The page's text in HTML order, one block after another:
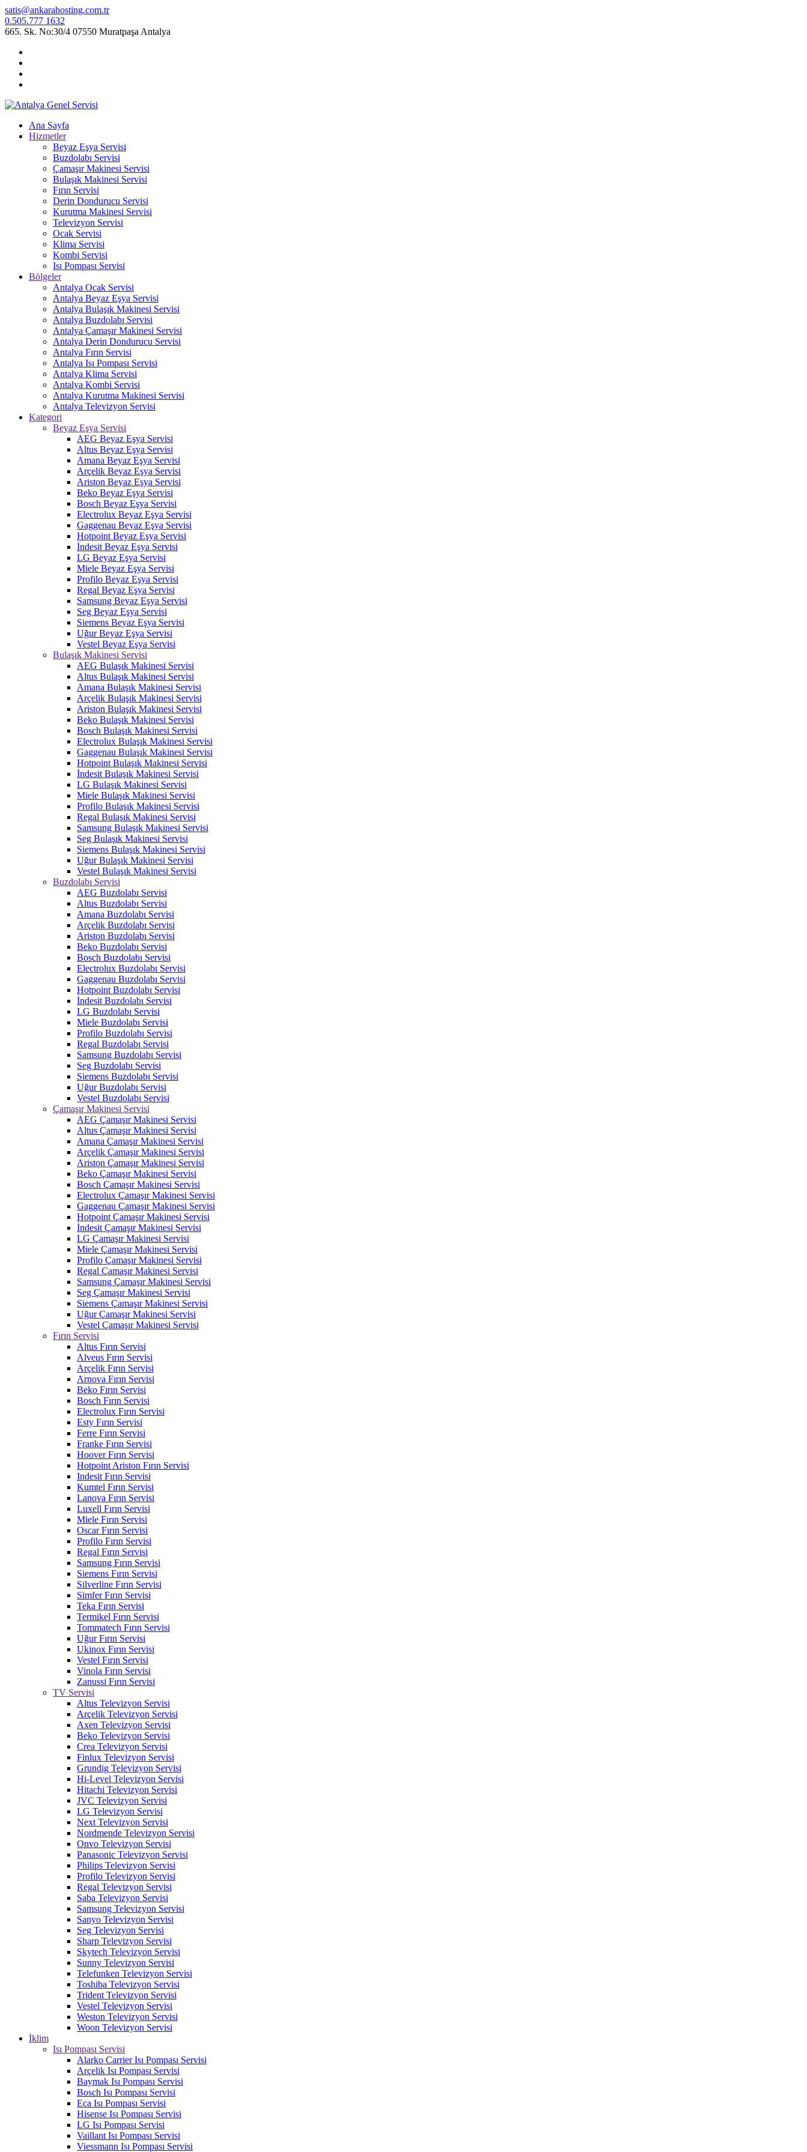
satis@ankarahosting.com.tr
0.505.777 1632
665. Sk. No:30/4 07550 Muratpaşa Antalya
Ana Sayfa
Hizmetler
Beyaz Eşya Servisi
Buzdolabı Servisi
Çamaşır Makinesi Servisi
Bulaşık Makinesi Servisi
Fırın Servisi
Derin Dondurucu Servisi
Kurutma Makinesi Servisi
Televizyon Servisi
Ocak Servisi
Klima Servisi
Kombi Servisi
Isı Pompası Servisi
Bölgeler
Antalya Ocak Servisi
Antalya Beyaz Eşya Servisi
Antalya Bulaşık Makinesi Servisi
Antalya Buzdolabı Servisi
Antalya Çamaşır Makinesi Servisi
Antalya Derin Dondurucu Servisi
Antalya Fırın Servisi
Antalya Isı Pompası Servisi
Antalya Klima Servisi
Antalya Kombi Servisi
Antalya Kurutma Makinesi Servisi
Antalya Televizyon Servisi
Kategori
Beyaz Eşya Servisi
AEG Beyaz Eşya Servisi
Altus Beyaz Eşya Servisi
Amana Beyaz Eşya Servisi
Arçelik Beyaz Eşya Servisi
Ariston Beyaz Eşya Servisi
Beko Beyaz Eşya Servisi
Bosch Beyaz Eşya Servisi
Electrolux Beyaz Eşya Servisi
Gaggenau Beyaz Eşya Servisi
Hotpoint Beyaz Eşya Servisi
İndesit Beyaz Eşya Servisi
LG Beyaz Eşya Servisi
Miele Beyaz Eşya Servisi
Profilo Beyaz Eşya Servisi
Regal Beyaz Eşya Servisi
Samsung Beyaz Eşya Servisi
Seg Beyaz Eşya Servisi
Siemens Beyaz Eşya Servisi
Uğur Beyaz Eşya Servisi
Vestel Beyaz Eşya Servisi
Bulaşık Makinesi Servisi
AEG Bulaşık Makinesi Servisi
Altus Bulaşık Makinesi Servisi
Amana Bulaşık Makinesi Servisi
Arçelik Bulaşık Makinesi Servisi
Ariston Bulaşık Makinesi Servisi
Beko Bulaşık Makinesi Servisi
Bosch Bulaşık Makinesi Servisi
Electrolux Bulaşık Makinesi Servisi
Gaggenau Bulaşık Makinesi Servisi
Hotpoint Bulaşık Makinesi Servisi
İndesit Bulaşık Makinesi Servisi
LG Bulaşık Makinesi Servisi
Miele Bulaşık Makinesi Servisi
Profilo Bulaşık Makinesi Servisi
Regal Bulaşık Makinesi Servisi
Samsung Bulaşık Makinesi Servisi
Seg Bulaşık Makinesi Servisi
Siemens Bulaşık Makinesi Servisi
Uğur Bulaşık Makinesi Servisi
Vestel Bulaşık Makinesi Servisi
Buzdolabı Servisi
AEG Buzdolabı Servisi
Altus Buzdolabı Servisi
Amana Buzdolabı Servisi
Arçelik Buzdolabı Servisi
Ariston Buzdolabı Servisi
Beko Buzdolabı Servisi
Bosch Buzdolabı Servisi
Electrolux Buzdolabı Servisi
Gaggenau Buzdolabı Servisi
Hotpoint Buzdolabı Servisi
İndesit Buzdolabı Servisi
LG Buzdolabı Servisi
Miele Buzdolabı Servisi
Profilo Buzdolabı Servisi
Regal Buzdolabı Servisi
Samsung Buzdolabı Servisi
Seg Buzdolabı Servisi
Siemens Buzdolabı Servisi
Uğur Buzdolabı Servisi
Vestel Buzdolabı Servisi
Çamaşır Makinesi Servisi
AEG Çamaşır Makinesi Servisi
Altus Çamaşır Makinesi Servisi
Amana Çamaşır Makinesi Servisi
Arçelik Çamaşır Makinesi Servisi
Ariston Çamaşır Makinesi Servisi
Beko Çamaşır Makinesi Servisi
Bosch Çamaşır Makinesi Servisi
Electrolux Çamaşır Makinesi Servisi
Gaggenau Çamaşır Makinesi Servisi
Hotpoint Çamaşır Makinesi Servisi
İndesit Çamaşır Makinesi Servisi
LG Çamaşır Makinesi Servisi
Miele Çamaşır Makinesi Servisi
Profilo Çamaşır Makinesi Servisi
Regal Çamaşır Makinesi Servisi
Samsung Çamaşır Makinesi Servisi
Seg Çamaşır Makinesi Servisi
Siemens Çamaşır Makinesi Servisi
Uğur Çamaşır Makinesi Servisi
Vestel Çamaşır Makinesi Servisi
Fırın Servisi
Altus Fırın Servisi
Alveus Fırın Servisi
Arçelik Fırın Servisi
Arnova Fırın Servisi
Beko Fırın Servisi
Bosch Fırın Servisi
Electrolux Fırın Servisi
Esty Fırın Servisi
Ferre Fırın Servisi
Franke Fırın Servisi
Hoover Fırın Servisi
Hotpoint Ariston Fırın Servisi
Indesit Fırın Servisi
Kumtel Fırın Servisi
Lanova Fırın Servisi
Luxell Fırın Servisi
Miele Fırın Servisi
Oscar Fırın Servisi
Profilo Fırın Servisi
Regal Fırın Servisi
Samsung Fırın Servisi
Siemens Fırın Servisi
Silverline Fırın Servisi
Simfer Fırın Servisi
Teka Fırın Servisi
Termikel Fırın Servisi
Tommatech Fırın Servisi
Uğur Fırın Servisi
Ukinox Fırın Servisi
Vestel Fırın Servisi
Vinola Fırın Servisi
Zanussi Fırın Servisi
TV Servisi
Altus Televizyon Servisi
Arçelik Televizyon Servisi
Axen Televizyon Servisi
Beko Televizyon Servisi
Crea Televizyon Servisi
Finlux Televizyon Servisi
Grundig Televizyon Servisi
Hi-Level Televizyon Servisi
Hitachi Televizyon Servisi
JVC Televizyon Servisi
LG Televizyon Servisi
Next Televizyon Servisi
Nordmende Televizyon Servisi
Onvo Televizyon Servisi
Panasonic Televizyon Servisi
Philips Televizyon Servisi
Profilo Televizyon Servisi
Regal Televizyon Servisi
Saba Televizyon Servisi
Samsung Televizyon Servisi
Sanyo Televizyon Servisi
Seg Televizyon Servisi
Sharp Televizyon Servisi
Skytech Televizyon Servisi
Sunny Televizyon Servisi
Telefunken Televizyon Servisi
Toshiba Televizyon Servisi
Trident Televizyon Servisi
Vestel Televizyon Servisi
Weston Televizyon Servisi
Woon Televizyon Servisi
İklim
Isı Pompası Servisi
Alarko Carrier Isı Pompası Servisi
Arçelik Isı Pompası Servisi
Baymak Isı Pompası Servisi
Bosch Isı Pompası Servisi
Eca Isı Pompası Servisi
Hisense Isı Pompası Servisi
LG Isı Pompası Servisi
Vaillant Isı Pompası Servisi
Viessmann Isı Pompası Servisi